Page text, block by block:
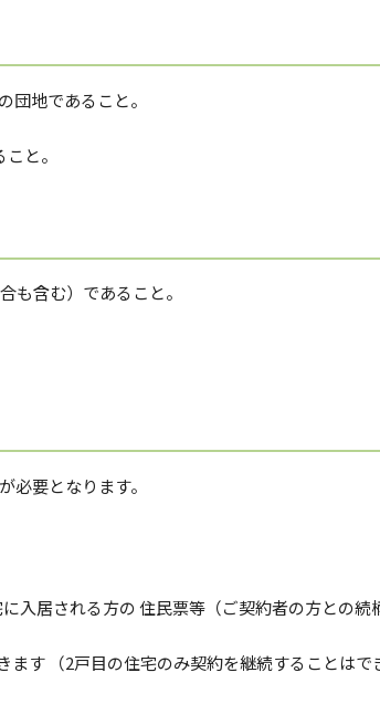
団地であること。
と。
も含む）であること。
必要となります。
入居される方の 住民票等（ご契約者の方との続
す （2戸目の住宅のみ契約を継続することはで